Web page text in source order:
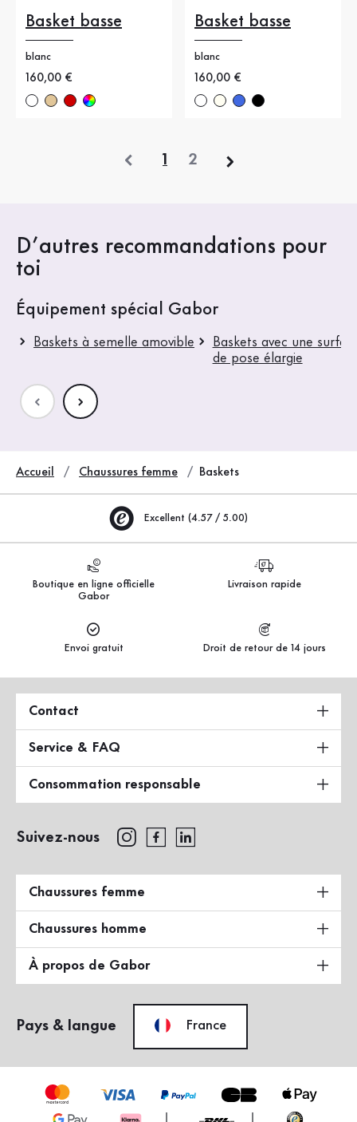
Basket basse
blanc
Nouveau prix
160,00 €
Basket basse
blanc
Nouveau prix
160,00 €
1 2
D’autres recommandations pour
toi
Équipement spécial Gabor
Baskets à semelle amovible
Baskets avec une
de pose élargie
Accueil Chaussures femme Baskets
Excellent (4.57 / 5.00)
Boutique en ligne officielle
Gabor
Livraison rapide
Envoi gratuit Droit de retour de 14 jours
Contact
Service & FAQ
Consommation responsable
Suivez-nous
Chaussures femme
Chaussures homme
À propos de Gabor
Pays & langue France